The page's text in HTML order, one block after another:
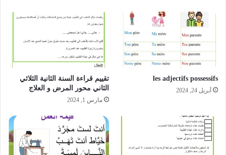
les adjectifs possessifs
أبريل 24, 2024
تقييم قراءة السنة الثانية الثلاثي
الثاني محور المرض و العلاج
مارس 1, 2024